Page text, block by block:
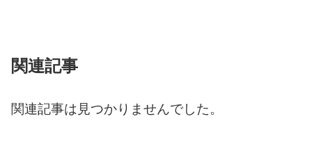
関連記事
関連記事は見つかりませんでした。